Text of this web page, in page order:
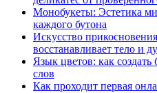
Монобукеты: Эстетика
каждого бутона
Искусство
восстанавливает тело и
Язык цветов: как создать
слов
Как проходит первая